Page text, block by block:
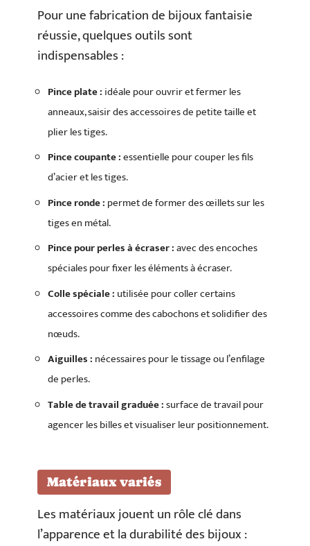
Pour une fabrication de bijoux fantaisie
réussie, quelques outils sont
indispensables :
Pince plate : idéale pour ouvrir et fermer les
anneaux, saisir des accessoires de petite taille et
plier les tiges.
Pince coupante :essentielle pour couper les fils
d’acier et les tiges.
Pince ronde : permet de former des œillets sur les
tiges en métal.
Pince pour perles à écraser :avec des encoches
spéciales pour fixer les éléments à écraser.
Colle spéciale : utilisée pour coller certains
accessoires comme des cabochons et solidifier des
nœuds.
Aiguilles : nécessaires pour le tissage ou l’enfilage
de perles.
Table de travail graduée :surface de travail pour
agencer les billes et visualiser leur positionnement.
Matériaux variés
Les matériaux jouent un rôle clé dans
l’apparence et la durabilité des bijoux :